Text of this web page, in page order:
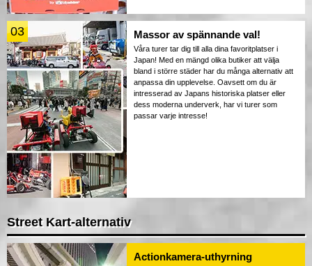
03 Massor av spännande val!
Våra turer tar dig till alla dina favoritplatser i
Japan! Med en mängd olika butiker att välja
bland i större städer har du många alternativ att
anpassa din upplevelse. Oavsett om du är
intresserad av Japans historiska platser eller
dess moderna underverk, har vi turer som
passar varje intresse!
Street Kart-alternativ
Actionkamera-uthyrning